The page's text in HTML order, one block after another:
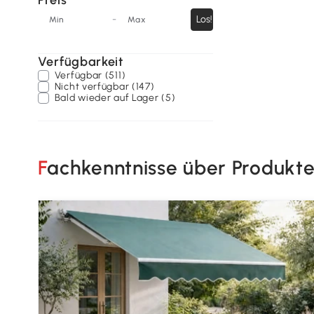
Min - Max Los!
Verfügbarkeit
Verfügbar (511)
Nicht verfügbar (147)
Bald wieder auf Lager (5)
Fachkenntnisse über